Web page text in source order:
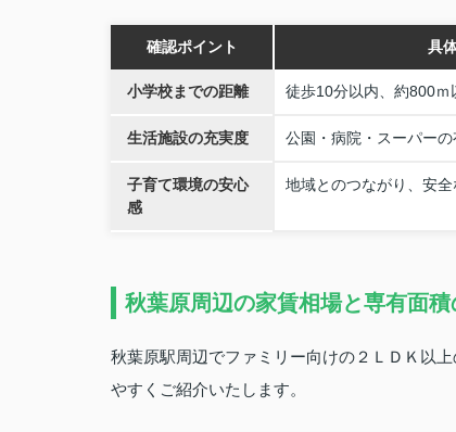
確認ポイント 具
小学校までの距離 徒歩10分以内、約800ｍ
生活施設の充実度 公園・病院・スーパーの
子育て環境の安心
感
地域とのつながり、安全
秋葉原周辺の家賃相場と専有面積
秋葉原駅周辺でファミリー向けの２ＬＤＫ以
やすくご紹介いたします。